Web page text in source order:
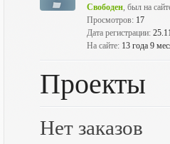
Свободен, был на
Просмотров: 17
Дата регистрации:
На сайте: 13 года 9
Проекты
Нет заказов